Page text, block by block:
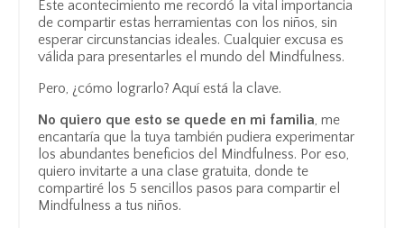
Este acontecimiento me recordó la vital importancia
de compartir estas herramientas con los niños, sin
esperar circunstancias ideales. Cualquier excusa es
válida para presentarles el mundo del Mindfulness.
Pero, ¿cómo lograrlo? Aquí está la clave.
No quiero que esto se quede en mi familia, me
encantaría que la tuya también pudiera experimentar
los abundantes beneficios del Mindfulness. Por eso,
quiero invitarte a una clase gratuita, donde te
compartiré los 5 sencillos pasos para compartir el
Mindfulness a tus niños.